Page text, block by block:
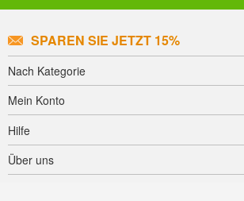
SPAREN SIE JETZT 15%
Nach Kategorie
Mein Konto
Hilfe
Über uns